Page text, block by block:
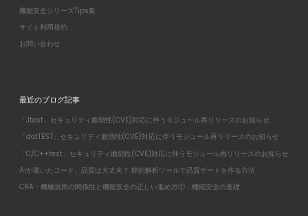
機能安全シリーズTips集
サイト利用規約
お問い合わせ
最近のブログ記事
「Jtest」セキュリティ脆弱性(CVE)対応に伴うモジュール再リリースのお知らせ
「dotTEST」セキュリティ脆弱性(CVE)対応に伴うモジュール再リリースのお知らせ
「C/C++test」セキュリティ脆弱性(CVE)対応に伴うモジュール再リリースのお知らせ
AIが書いたコード、品質は大丈夫？ 静的解析ツールで品質ゲートを作る方法
CRA・機械規則の関係性と機能安全の正しい進め方①：機能安全の基礎